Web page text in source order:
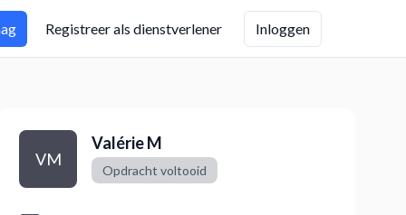
Registreer als dienstverlener Inloggen
VM
Valérie M
Opdracht voltooid